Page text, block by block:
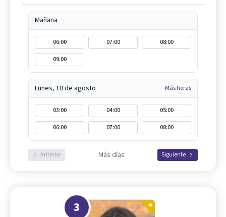
Mañana
06:00 07:00
08:00
09:00
Lunes, 10 de agosto Más horas
03:00 04:00
05:00
06:00
07:00 08:00
Anterior Más días Siguiente
3